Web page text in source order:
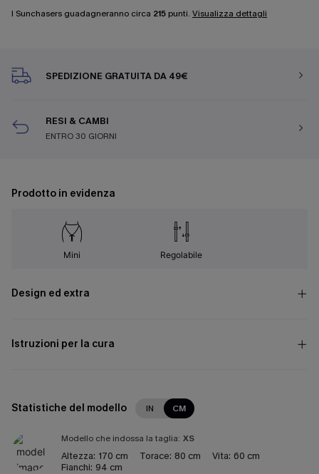
I Sunchasers guadagneranno circa 215 punti. Visualizza dettagli
SPEDIZIONE GRATUITA DA 49€
RESI & CAMBI
ENTRO 30 GIORNI
Prodotto in evidenza
Mini Regolabile
Design ed extra
Istruzioni per la cura
Statistiche del modello IN CM
Modello che indossa la taglia: XS
Altezza: 170 cm Torace: 80 cm Vita: 60 cm
Fianchi: 94 cm